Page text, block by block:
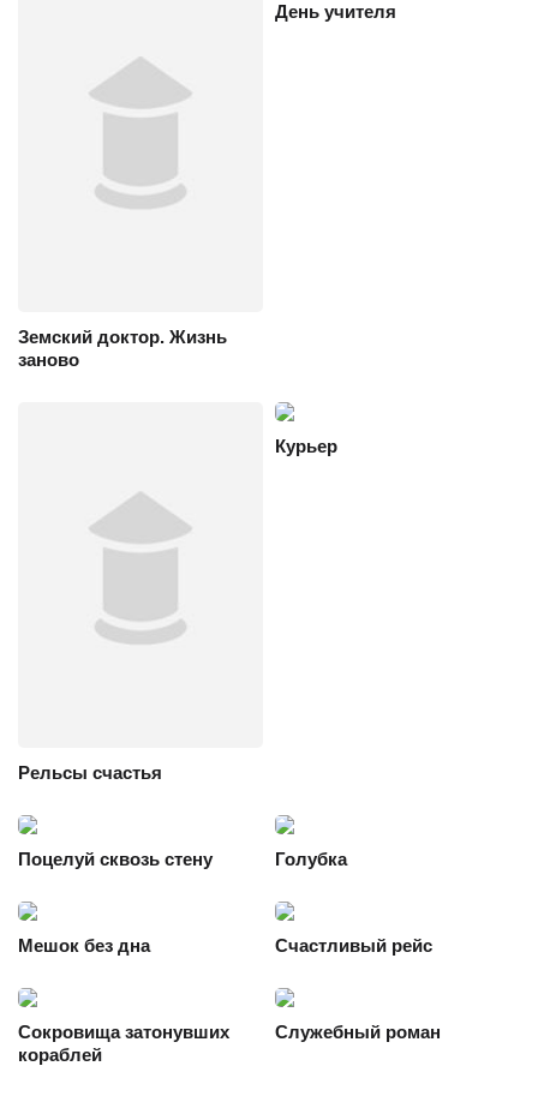
Земский доктор. Жизнь
заново
День учителя
Рельсы счастья
Курьер
Поцелуй сквозь стену Голубка
Мешок без дна Счастливый рейс
Сокровища затонувших
кораблей
Служебный роман